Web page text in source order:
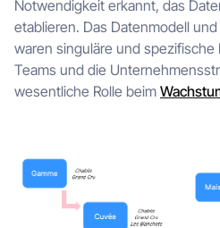
Notwendigkeit erkannt, das
etablieren. Das Datenmodell
waren singuläre und
Teams und die
wesentliche Rolle beim